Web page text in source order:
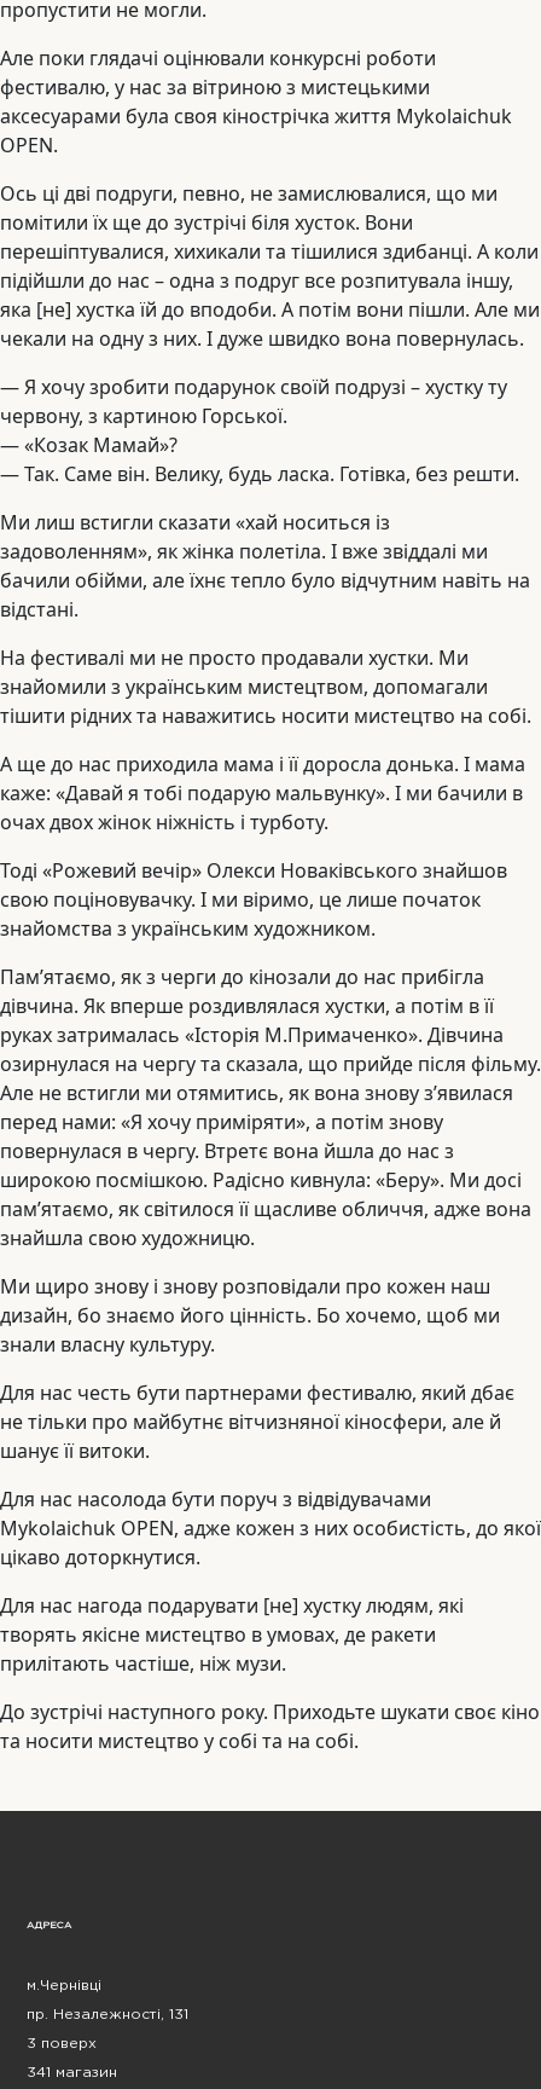
пропустити не могли.
Але поки глядачі оцінювали конкурсні роботи
фестивалю, у нас за вітриною з мистецькими
аксесуарами була своя кінострічка життя Mykolaichuk
OPEN.
Ось ці дві подруги, певно, не замислювалися, що ми
помітили їх ще до зустрічі біля хусток. Вони
перешіптувалися, хихикали та тішилися здибанці. А коли
підійшли до нас – одна з подруг все розпитувала іншу,
яка [не] хустка їй до вподоби. А потім вони пішли. Але ми
чекали на одну з них. І дуже швидко вона повернулась.
— Я хочу зробити подарунок своїй подрузі – хустку ту
червону, з картиною Горської.
— «Козак Мамай»?
— Так. Саме він. Велику, будь ласка. Готівка, без решти.
Ми лиш встигли сказати «хай носиться із
задоволенням», як жінка полетіла. І вже звіддалі ми
бачили обійми, але їхнє тепло було відчутним навіть на
відстані.
На фестивалі ми не просто продавали хустки. Ми
знайомили з українським мистецтвом, допомагали
тішити рідних та наважитись носити мистецтво на собі.
А ще до нас приходила мама і її доросла донька. І мама
каже: «Давай я тобі подарую мальвунку». І ми бачили в
очах двох жінок ніжність і турботу.
Тоді «Рожевий вечір» Олекси Новаківського знайшов
свою поціновувачку. І ми віримо, це лише початок
знайомства з українським художником.
Пам’ятаємо, як з черги до кінозали до нас прибігла
дівчина. Як вперше роздивлялася хустки, а потім в її
руках затрималась «Історія М.Примаченко». Дівчина
озирнулася на чергу та сказала, що прийде після фільму.
Але не встигли ми отямитись, як вона знову з’явилася
перед нами: «Я хочу приміряти», а потім знову
повернулася в чергу. Втретє вона йшла до нас з
широкою посмішкою. Радісно кивнула: «Беру». Ми досі
пам’ятаємо, як світилося її щасливе обличчя, адже вона
знайшла свою художницю.
Ми щиро знову і знову розповідали про кожен наш
дизайн, бо знаємо його цінність. Бо хочемо, щоб ми
знали власну культуру.
Для нас честь бути партнерами фестивалю, який дбає
не тільки про майбутнє вітчизняної кіносфери, але й
шанує її витоки.
Для нас насолода бути поруч з відвідувачами
Mykolaichuk OPEN, адже кожен з них особистість, до якої
цікаво доторкнутися.
Для нас нагода подарувати [не] хустку людям, які
творять якісне мистецтво в умовах, де ракети
прилітають частіше, ніж музи.
До зустрічі наступного року. Приходьте шукати своє кіно
та носити мистецтво у собі та на собі.
АДРЕСА
м.Чернівці
пр. Незалежності, 131
3 поверх
341 магазин